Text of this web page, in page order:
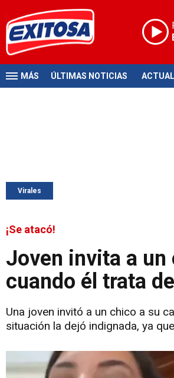
MÁS ÚLTIMAS NOTICIAS
Virales
¡Se atacó!
Joven invita a un
cuando él trata
Una joven invitó a un chico a su
situación la dejó indignada, ya